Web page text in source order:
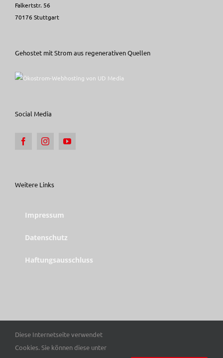
Falkertstr. 56
70176 Stuttgart
Gehostet mit Strom aus regenerativen Quellen
Social Media
Weitere Links
Impressum
Datenschutz
Haftungsausschluss
© Copyright 2025 Trott-war e. V. | Alle Rechte vorbehalten.
Diese Internetseite verwendet
Cookies. Sie können diese unter